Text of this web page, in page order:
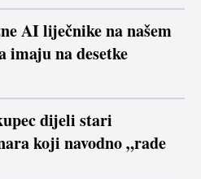
AI liječnike na našem
imaju na desetke
dijeli stari
koji navodno „rade